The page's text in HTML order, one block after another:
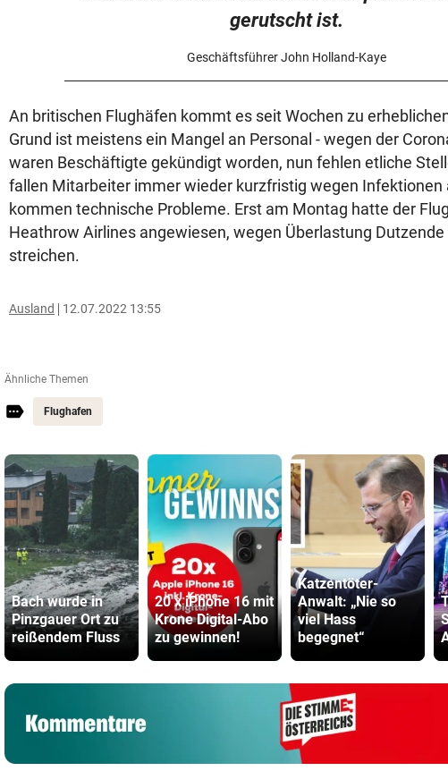
gerutscht ist.
Geschäftsführer John Holland-Kaye
An britischen Flughäfen kommt es seit Wochen zu
Grund ist meistens ein Mangel an Personal - wegen der
waren Beschäftigte gekündigt worden, nun fehlen etliche
fallen Mitarbeiter immer wieder kurzfristig wegen Infektionen
kommen technische Probleme. Erst am Montag hatte der
Heathrow Airlines angewiesen, wegen Überlastung Dutzende
streichen.
Ausland 12.07.2022 13:55
Ähnliche Themen
Flughafen
Bach wurde in
Pinzgauer Ort zu
reißendem Fluss
20 x iPhone 16 mit
Krone Digital-Abo
zu gewinnen!
Katzentöter-
Anwalt: „Nie so
viel Hass
begegnet“